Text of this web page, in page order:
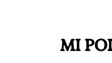
MI